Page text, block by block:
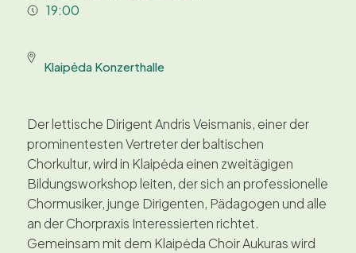
19:00
Klaipėda Konzerthalle
Der lettische Dirigent Andris Veismanis, einer der
prominentesten Vertreter der baltischen
Chorkultur, wird in Klaipėda einen zweitägigen
Bildungsworkshop leiten, der sich an professionelle
Chormusiker, junge Dirigenten, Pädagogen und alle
an der Chorpraxis Interessierten richtet.
Gemeinsam mit dem Klaipėda Choir Aukuras wird